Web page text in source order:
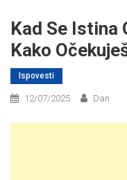
Kad Se Istina
Kako
Ispovesti
12/07/2025 Dan